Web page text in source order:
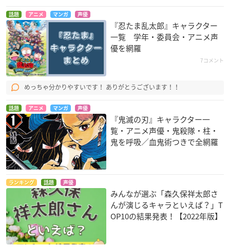
※50音順・敬称略
オールナイト声優フジ3夜未公開映像付完全版
【放送日時】
2022年1月1日(土・祝)4時30分〜9時
【放送/配信】
フジテレビTWO/TWOsmart
【出演】
MC：森久保祥太郎
声優オールナイターズ(21名)
五十嵐雅/岩崎諒太/浦尾岳大/浦和希/大野智敬/狩野翔/木島隆
児玉卓也 /小林大紀/汐谷文康/ 新祐樹/鈴木裕斗/中澤まさと
も/永塚拓馬/林勇/葉山翔太/坂泰斗/広瀬裕也/帆世雄一/室元気
山本和臣
※50音順・敬称略
話題 アニメ マンガ 声優
『忍たま乱太郎』キャラクター
一覧 学年・委員会・アニメ声
優を網羅
7コメント
めっちゃ分かりやすいです！ ありがとうございます！！
話題 アニメ マンガ 声優
『鬼滅の刃』キャラクター一
覧・アニメ声優・鬼殺隊・柱・
鬼を呼吸／血鬼術つきで全網羅
ランキング 話題 声優
みんなが選ぶ「森久保祥太郎さ
んが演じるキャラといえば？」T
OP10の結果発表！【2022年版】